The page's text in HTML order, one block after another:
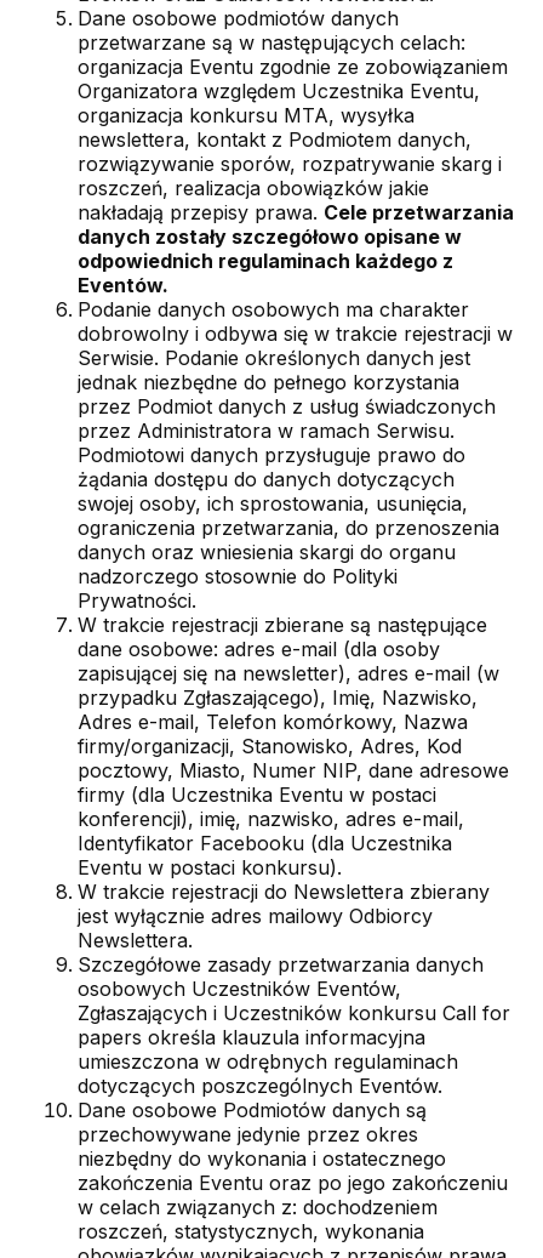
Dane osobowe podmiotów danych
przetwarzane są w następujących celach:
organizacja Eventu zgodnie ze zobowiązaniem
Organizatora względem Uczestnika Eventu,
organizacja konkursu MTA, wysyłka
newslettera, kontakt z Podmiotem danych,
rozwiązywanie sporów, rozpatrywanie skarg i
roszczeń, realizacja obowiązków jakie
nakładają przepisy prawa. Cele przetwarzania
danych zostały szczegółowo opisane w
odpowiednich regulaminach każdego z
Eventów.
Podanie danych osobowych ma charakter
dobrowolny i odbywa się w trakcie rejestracji w
Serwisie. Podanie określonych danych jest
jednak niezbędne do pełnego korzystania
przez Podmiot danych z usług świadczonych
przez Administratora w ramach Serwisu.
Podmiotowi danych przysługuje prawo do
żądania dostępu do danych dotyczących
swojej osoby, ich sprostowania, usunięcia,
ograniczenia przetwarzania, do przenoszenia
danych oraz wniesienia skargi do organu
nadzorczego stosownie do Polityki
Prywatności.
W trakcie rejestracji zbierane są następujące
dane osobowe: adres e-mail (dla osoby
zapisującej się na newsletter), adres e-mail (w
przypadku Zgłaszającego), Imię, Nazwisko,
Adres e-mail, Telefon komórkowy, Nazwa
firmy/organizacji, Stanowisko, Adres, Kod
pocztowy, Miasto, Numer NIP, dane adresowe
firmy (dla Uczestnika Eventu w postaci
konferencji), imię, nazwisko, adres e-mail,
Identyfikator Facebooku (dla Uczestnika
Eventu w postaci konkursu).
W trakcie rejestracji do Newslettera zbierany
jest wyłącznie adres mailowy Odbiorcy
Newslettera.
Szczegółowe zasady przetwarzania danych
osobowych Uczestników Eventów,
Zgłaszających i Uczestników konkursu Call for
papers określa klauzula informacyjna
umieszczona w odrębnych regulaminach
dotyczących poszczególnych Eventów.
Dane osobowe Podmiotów danych są
przechowywane jedynie przez okres
niezbędny do wykonania i ostatecznego
zakończenia Eventu oraz po jego zakończeniu
w celach związanych z: dochodzeniem
roszczeń, statystycznych, wykonania